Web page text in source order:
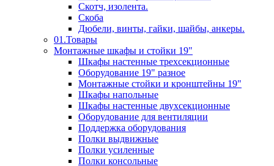
Скотч, изолента.
Скоба
Дюбели, винты, гайки, шайбы, анкеры.
01.Товары
Монтажные шкафы и стойки 19"
Шкафы настенные трехсекционные
Оборудование 19" разное
Монтажные стойки и кронштейны 19"
Шкафы напольные
Шкафы настенные двухсекционные
Оборудование для вентиляции
Поддержка оборудования
Полки выдвижные
Полки усиленные
Полки консольные